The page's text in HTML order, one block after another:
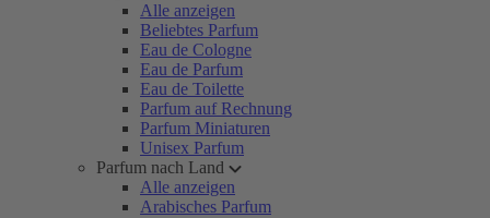
Alle anzeigen
Beliebtes Parfum
Eau de Cologne
Eau de Parfum
Eau de Toilette
Parfum auf Rechnung
Parfum Miniaturen
Unisex Parfum
Parfum nach Land
Alle anzeigen
Arabisches Parfum